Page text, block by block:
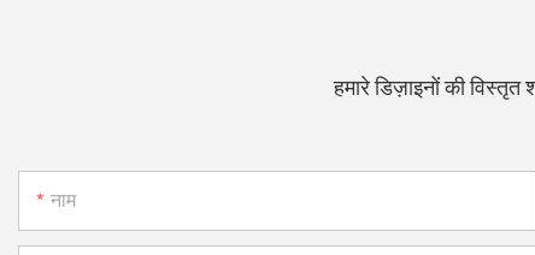
हमारे डिज़ाइनों की
नाम